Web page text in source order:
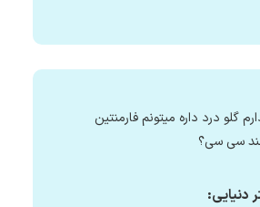
گلو درد داره میتونم فارمنتین
دنیایی: